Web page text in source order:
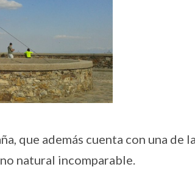
que además cuenta con una de
natural incomparable.